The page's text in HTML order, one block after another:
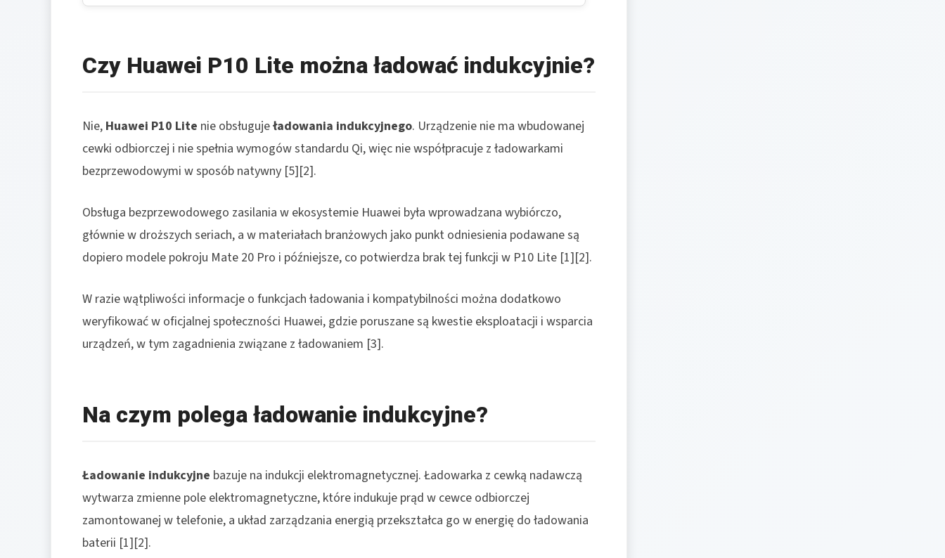
Czy Huawei P10 Lite można ładować indukcyjnie?
Nie, Huawei P10 Lite nie obsługujeładowania indukcyjnego. Urządzenie nie ma wbudowanej
cewki odbiorczej i nie spełnia wymogów standardu Qi, więc nie współpracuje z ładowarkami
bezprzewodowymi w sposób natywny [5][2].
Obsługa bezprzewodowego zasilania w ekosystemie Huawei była wprowadzana wybiórczo,
głównie w droższych seriach, a w materiałach branżowych jako punkt odniesienia podawane są
dopiero modele pokroju Mate 20 Pro i późniejsze, co potwierdza brak tej funkcji w P10 Lite [1][2].
W razie wątpliwości informacje o funkcjach ładowania i kompatybilności można dodatkowo
weryfikować w oficjalnej społeczności Huawei, gdzie poruszane są kwestie eksploatacji i wsparcia
urządzeń, w tym zagadnienia związane z ładowaniem [3].
Na czym polega ładowanie indukcyjne?
Ładowanie indukcyjne bazuje na indukcji elektromagnetycznej. Ładowarka z cewką nadawczą
wytwarza zmienne pole elektromagnetyczne, które indukuje prąd w cewce odbiorczej
zamontowanej w telefonie, a układ zarządzania energią przekształca go w energię do ładowania
baterii [1][2].